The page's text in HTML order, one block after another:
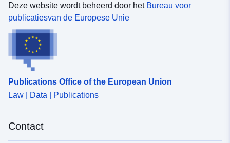
Deze website wordt beheerd door het Bureau voor
publicatiesvan de Europese Unie
Publications Office of the European Union
Law | Data | Publications
Contact